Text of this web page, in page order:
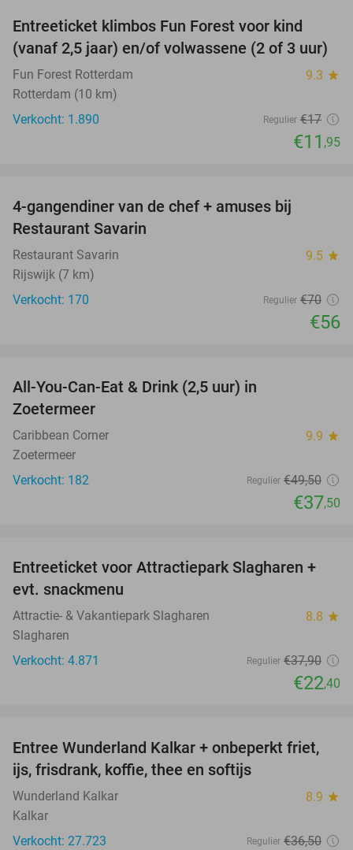
Entreeticket klimbos Fun Forest voor kind
(vanaf 2,5 jaar) en/of volwassene (2 of 3 uur)
Fun Forest Rotterdam 9.3 star
Rotterdam (10 km)
Verkocht: 1.890
Regulier €17
€11 ,95
4-gangendiner van de chef + amuses bij
Restaurant Savarin
Restaurant Savarin 9.5 star
Rijswijk (7 km)
Verkocht: 170
Regulier €70
€56
All-You-Can-Eat & Drink (2,5 uur) in
Zoetermeer
Caribbean Corner 9.9 star
Zoetermeer
Verkocht: 182
Regulier €49,50
€37,50
41%
Entreeticket voor Attractiepark Slagharen +
evt. snackmenu
Attractie- & Vakantiepark Slagharen 8.8 star
Slagharen
Verkocht: 4.871
Regulier €37,90
€22,40
32%
Entree Wunderland Kalkar + onbeperkt friet,
ijs, frisdrank, koffie, thee en softijs
Wunderland Kalkar 8.9 star
Kalkar
Verkocht: 27.723
Regulier €36,50